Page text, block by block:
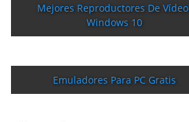
Mejores Reproductores De Vídeo
Windows 10
Emuladores Para PC Gratis